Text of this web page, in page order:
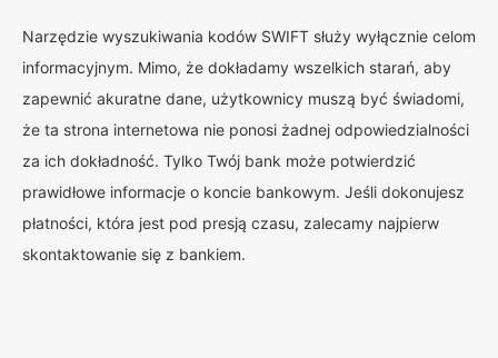
Narzędzie wyszukiwania kodów SWIFT służy wyłącznie celom
informacyjnym. Mimo, że dokładamy wszelkich starań, aby
zapewnić akuratne dane, użytkownicy muszą być świadomi,
że ta strona internetowa nie ponosi żadnej odpowiedzialności
za ich dokładność. Tylko Twój bank może potwierdzić
prawidłowe informacje o koncie bankowym. Jeśli dokonujesz
płatności, która jest pod presją czasu, zalecamy najpierw
skontaktowanie się z bankiem.